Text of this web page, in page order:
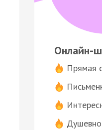
Онлайн-
Прямая